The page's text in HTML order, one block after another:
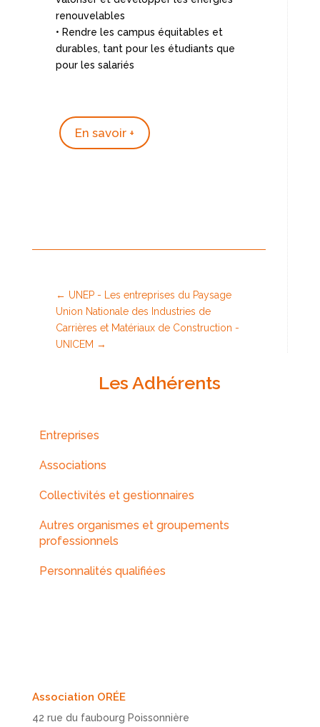
renouvelables
• Rendre les campus équitables et
durables, tant pour les étudiants que
pour les salariés
En savoir +
← UNEP - Les entreprises du Paysage
Union Nationale des Industries de
Carrières et Matériaux de Construction -
UNICEM →
Les Adhérents
Entreprises
Associations
Collectivités et gestionnaires
Autres organismes et groupements
professionnels
Personnalités qualifiées
Association ORÉE
42 rue du faubourg Poissonnière